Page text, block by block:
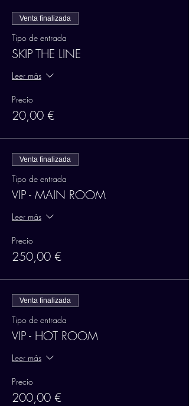
Venta finalizada
Tipo de entrada
SKIP THE LINE
Leer más
Precio
20,00 €
Venta finalizada
Tipo de entrada
VIP - MAIN ROOM
Leer más
Precio
250,00 €
Venta finalizada
Tipo de entrada
VIP - HOT ROOM
Leer más
Precio
200,00 €